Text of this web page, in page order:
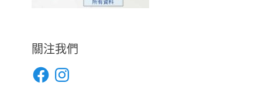
關注我們
FacebookInstagram